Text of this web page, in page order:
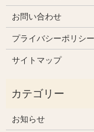
お問い合わせ
プライバシーポリシー
サイトマップ
お知らせ